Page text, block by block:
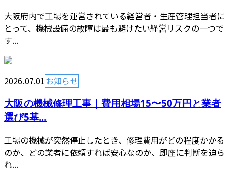
大阪府内で工場を運営されている経営者・生産管理担当者に
とって、機械設備の故障は最も避けたい経営リスクの一つで
す...
2026.07.01お知らせ
大阪の機械修理工事｜費用相場15〜50万円と業者
選び5基...
工場の機械が突然停止したとき、修理費用がどの程度かかる
のか、どの業者に依頼すれば安心なのか、即座に判断を迫ら
れ...